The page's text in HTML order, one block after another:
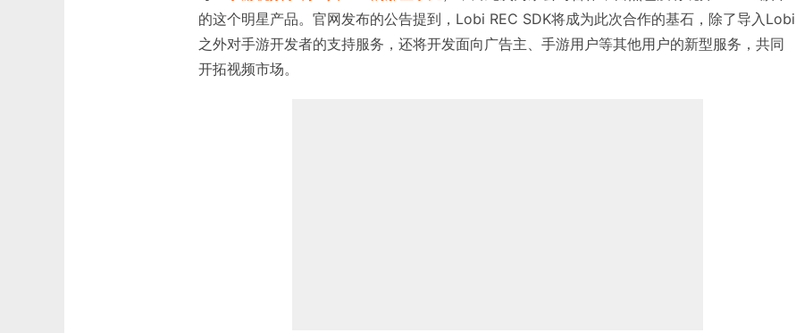
的这个明星产品。官网发布的公告提到，Lobi REC SDK将成为此次合作的基石，除了导入Lobi
之外对手游开发者的支持服务，还将开发面向广告主、手游用户等其他用户的新型服务，共同
开拓视频市场。